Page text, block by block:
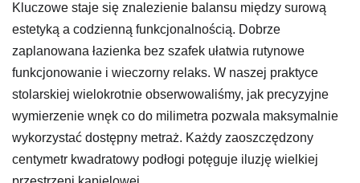
Kluczowe staje się znalezienie balansu między surową
estetyką a codzienną funkcjonalnością. Dobrze
zaplanowana łazienka bez szafek ułatwia rutynowe
funkcjonowanie i wieczorny relaks. W naszej praktyce
stolarskiej wielokrotnie obserwowaliśmy, jak precyzyjne
wymierzenie wnęk co do milimetra pozwala maksymalnie
wykorzystać dostępny metraż. Każdy zaoszczędzony
centymetr kwadratowy podłogi potęguje iluzję wielkiej